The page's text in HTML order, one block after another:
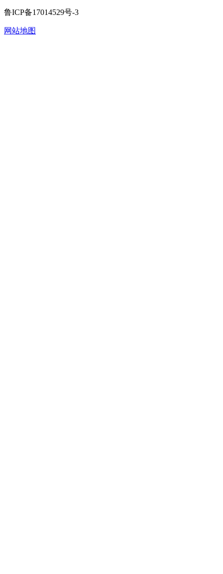
鲁ICP备17014529号-3
网站地图